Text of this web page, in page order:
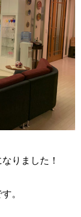
りました！
。